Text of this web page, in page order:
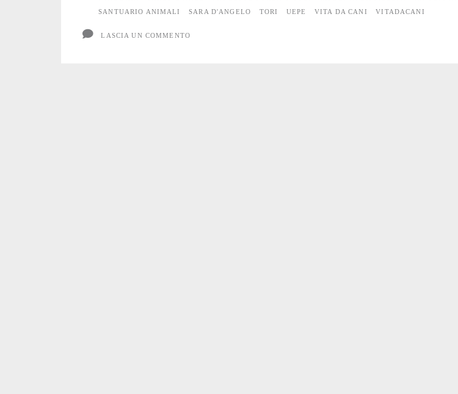
SANTUARIO ANIMALI SARA D'ANGELO TORI UEPE VITA DA CANI VITADACANI
LASCIA UN COMMENTO